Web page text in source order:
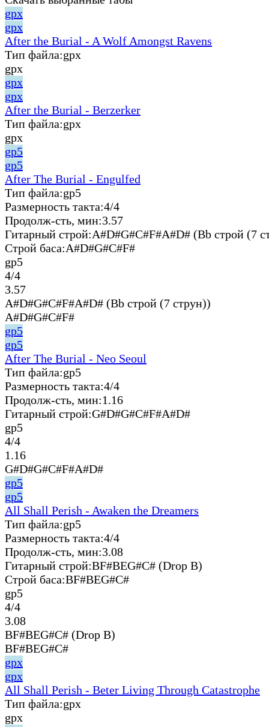
gpx
gpx
After the Burial - A Wolf Amongst Ravens
Тип файла:gpx
gpx
gpx
gpx
After the Burial - Berzerker
Тип файла:gpx
gpx
gp5
gp5
After The Burial - Engulfed
Тип файла:gp5
Размерность такта:4/4
Продолж-сть, мин:3.57
Гитарный строй:A#D#G#C#F#A#D# (Bb строй (7
Строй баса:A#D#G#C#F#
gp5
4/4
3.57
A#D#G#C#F#A#D# (Bb строй (7 струн))
A#D#G#C#F#
gp5
gp5
After The Burial - Neo Seoul
Тип файла:gp5
Размерность такта:4/4
Продолж-сть, мин:1.16
Гитарный строй:G#D#G#C#F#A#D#
gp5
4/4
1.16
G#D#G#C#F#A#D#
gp5
gp5
All Shall Perish - Awaken the Dreamers
Тип файла:gp5
Размерность такта:4/4
Продолж-сть, мин:3.08
Гитарный строй:BF#BEG#C# (Drop B)
Строй баса:BF#BEG#C#
gp5
4/4
3.08
BF#BEG#C# (Drop B)
BF#BEG#C#
gpx
gpx
All Shall Perish - Beter Living Through Catastrophe
Тип файла:gpx
gpx